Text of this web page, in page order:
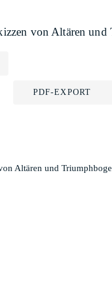
von Altären
PDF-EXPORT
Altären und